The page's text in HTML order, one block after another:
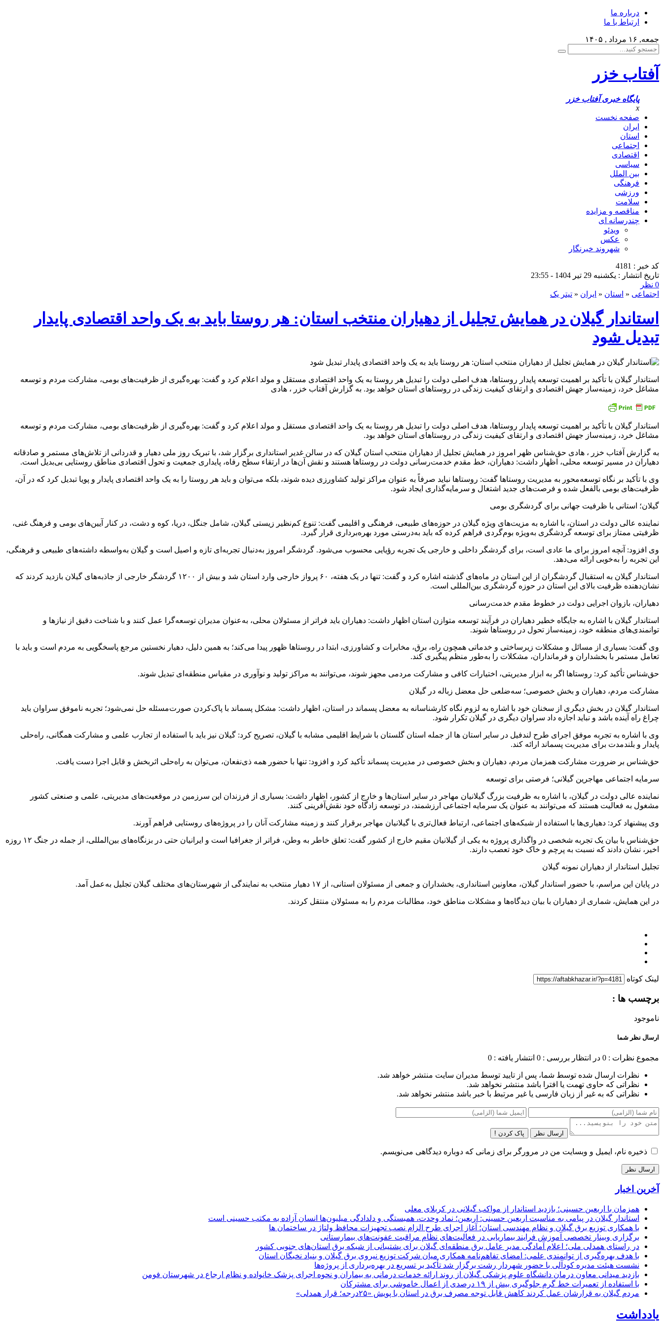
درباره ما
ارتباط با ما
جمعه, ۱۶ مرداد , ۱۴۰۵
آفتاب خزر
پایگاه خبری آفتاب خزر
x
صفحه نخست
ایران
استان
اجتماعی
اقتصادی
سیاسی
بین الملل
فرهنگی
ورزشی
سلامت
مناقصه و مزایده
چندرسانه ای
ویدئو
عکس
شهروند خبرنگار
کد خبر : 4181
تاریخ انتشار : یکشنبه 29 تیر 1404 - 23:55
0 نظر
اجتماعی « استان « ایران « تیتر یک
استاندار گیلان در همایش تجلیل از دهیاران منتخب استان: هر روستا باید به یک واحد اقتصادی پایدار
تبدیل شود
استاندار گیلان با تأکید بر اهمیت توسعه پایدار روستاها، هدف اصلی دولت را تبدیل هر روستا به یک واحد اقتصادی مستقل و مولد اعلام کرد و گفت: بهره‌گیری از ظرفیت‌های بومی، مشارکت مردم و توسعه
مشاغل خرد، زمینه‌ساز جهش اقتصادی و ارتقای کیفیت زندگی در روستاهای استان خواهد بود. به گزارش آفتاب خزر ، هادی
استاندار گیلان با تأکید بر اهمیت توسعه پایدار روستاها، هدف اصلی دولت را تبدیل هر روستا به یک واحد اقتصادی مستقل و مولد اعلام کرد و گفت: بهره‌گیری از ظرفیت‌های بومی، مشارکت مردم و توسعه
مشاغل خرد، زمینه‌ساز جهش اقتصادی و ارتقای کیفیت زندگی در روستاهای استان خواهد بود.
به گزارش آفتاب خزر ، هادی حق‌شناس ظهر امروز در همایش تجلیل از دهیاران منتخب استان گیلان که در سالن غدیر استانداری برگزار شد، با تبریک روز ملی دهیار و قدردانی از تلاش‌های مستمر و صادقانه
دهیاران در مسیر توسعه محلی، اظهار داشت: دهیاران، خط مقدم خدمت‌رسانی دولت در روستاها هستند و نقش آن‌ها در ارتقاء سطح رفاه، پایداری جمعیت و تحول اقتصادی مناطق روستایی بی‌بدیل است.
وی با تأکید بر نگاه توسعه‌محور به مدیریت روستاها گفت: روستاها نباید صرفاً به عنوان مراکز تولید کشاورزی دیده شوند، بلکه می‌توان و باید هر روستا را به یک واحد اقتصادی پایدار و پویا تبدیل کرد که در آن،
ظرفیت‌های بومی بالفعل شده و فرصت‌های جدید اشتغال و سرمایه‌گذاری ایجاد شود.
گیلان؛ استانی با ظرفیت جهانی برای گردشگری بومی
نماینده عالی دولت در استان، با اشاره به مزیت‌های ویژه گیلان در حوزه‌های طبیعی، فرهنگی و اقلیمی گفت: تنوع کم‌نظیر زیستی گیلان، شامل جنگل، دریا، کوه و دشت، در کنار آیین‌های بومی و فرهنگ غنی،
ظرفیتی ممتاز برای توسعه گردشگری به‌ویژه بوم‌گردی فراهم کرده که باید به‌درستی مورد بهره‌برداری قرار گیرد.
وی افزود: آنچه امروز برای ما عادی است، برای گردشگر داخلی و خارجی یک تجربه رؤیایی محسوب می‌شود. گردشگر امروز به‌دنبال تجربه‌ای تازه و اصیل است و گیلان به‌واسطه داشته‌های طبیعی و فرهنگی،
این تجربه را به‌خوبی ارائه می‌دهد.
استاندار گیلان به استقبال گردشگران از این استان در ماه‌های گذشته اشاره کرد و گفت: تنها در یک هفته، ۶۰ پرواز خارجی وارد استان شد و بیش از ۱۲۰۰ گردشگر خارجی از جاذبه‌های گیلان بازدید کردند که
نشان‌دهنده ظرفیت بالای این استان در حوزه گردشگری بین‌المللی است.
دهیاران، بازوان اجرایی دولت در خطوط مقدم خدمت‌رسانی
استاندار گیلان با اشاره به جایگاه خطیر دهیاران در فرآیند توسعه متوازن استان اظهار داشت: دهیاران باید فراتر از مسئولان محلی، به‌عنوان مدیران توسعه‌گرا عمل کنند و با شناخت دقیق از نیازها و
توانمندی‌های منطقه خود، زمینه‌ساز تحول در روستاها شوند.
وی گفت: بسیاری از مسائل و مشکلات زیرساختی و خدماتی همچون راه، برق، مخابرات و کشاورزی، ابتدا در روستاها ظهور پیدا می‌کند؛ به همین دلیل، دهیار نخستین مرجع پاسخگویی به مردم است و باید با
تعامل مستمر با بخشداران و فرمانداران، مشکلات را به‌طور منظم پیگیری کند.
حق‌شناس تأکید کرد: روستاها اگر به ابزار مدیریتی، اختیارات کافی و مشارکت مردمی مجهز شوند، می‌توانند به مراکز تولید و نوآوری در مقیاس منطقه‌ای تبدیل شوند.
مشارکت مردم، دهیاران و بخش خصوصی؛ سه‌ضلعی حل معضل زباله در گیلان
استاندار گیلان در بخش دیگری از سخنان خود با اشاره به لزوم نگاه کارشناسانه به معضل پسماند در استان، اظهار داشت: مشکل پسماند با پاک‌کردن صورت‌مسئله حل نمی‌شود؛ تجربه ناموفق سراوان باید
چراغ راه آینده باشد و نباید اجازه داد سراوان دیگری در گیلان تکرار شود.
وی با اشاره به تجربه موفق اجرای طرح لندفیل در سایر استان ها از جمله استان گلستان با شرایط اقلیمی مشابه با گیلان، تصریح کرد: گیلان نیز باید با استفاده از تجارب علمی و مشارکت همگانی، راه‌حلی
پایدار و بلندمدت برای مدیریت پسماند ارائه کند.
حق‌شناس بر ضرورت مشارکت همزمان مردم، دهیاران و بخش خصوصی در مدیریت پسماند تأکید کرد و افزود: تنها با حضور همه ذی‌نفعان، می‌توان به راه‌حلی اثربخش و قابل اجرا دست یافت.
سرمایه اجتماعی مهاجرین گیلانی؛ فرصتی برای توسعه
نماینده عالی دولت در گیلان، با اشاره به ظرفیت بزرگ گیلانیان مهاجر در سایر استان‌ها و خارج از کشور، اظهار داشت: بسیاری از فرزندان این سرزمین در موقعیت‌های مدیریتی، علمی و صنعتی کشور
مشغول به فعالیت هستند که می‌توانند به عنوان یک سرمایه اجتماعی ارزشمند، در توسعه زادگاه خود نقش‌آفرینی کنند.
وی پیشنهاد کرد: دهیاری‌ها با استفاده از شبکه‌های اجتماعی، ارتباط فعال‌تری با گیلانیان مهاجر برقرار کنند و زمینه مشارکت آنان را در پروژه‌های روستایی فراهم آورند.
حق‌شناس با بیان یک تجربه شخصی در واگذاری پروژه به یکی از گیلانیان مقیم خارج از کشور گفت: تعلق خاطر به وطن، فراتر از جغرافیا است و ایرانیان حتی در بزنگاه‌های بین‌المللی، از جمله در جنگ ۱۲ روزه
اخیر، نشان دادند که نسبت به پرچم و خاک خود تعصب دارند.
تجلیل استاندار از دهیاران نمونه گیلان
در پایان این مراسم، با حضور استاندار گیلان، معاونین استانداری، بخشداران و جمعی از مسئولان استانی، از ۱۷ دهیار منتخب به نمایندگی از شهرستان‌های مختلف گیلان تجلیل به‌عمل آمد.
در این همایش، شماری از دهیاران با بیان دیدگاه‌ها و مشکلات مناطق خود، مطالبات مردم را به مسئولان منتقل کردند.
لینک کوتاه
برچسب ها :
ناموجود
ارسال نظر شما
مجموع نظرات : 0 در انتظار بررسی : 0 انتشار یافته : 0
نظرات ارسال شده توسط شما، پس از تایید توسط مدیران سایت منتشر خواهد شد.
نظراتی که حاوی تهمت یا افترا باشد منتشر نخواهد شد.
نظراتی که به غیر از زبان فارسی یا غیر مرتبط با خبر باشد منتشر نخواهد شد.
ارسال نظر پاک کردن !
ذخیره نام، ایمیل و وبسایت من در مرورگر برای زمانی که دوباره دیدگاهی می‌نویسم.
آخرین اخبار
همزمان با اربعین حسینی؛ بازدید استاندار از مواکب گیلانی در کربلای معلی
استاندار گیلان در پیامی به مناسبت اربعین حسینی: اربعین؛ نماد وحدت، همبستگی و دلدادگی میلیون‌ها انسان آزاده به مکتب حسینی است
با همکاری توزیع برق گیلان و نظام مهندسی استان؛ آغاز اجرای طرح الزام نصب تجهیزات محافظ ولتاژ در ساختمان ها
برگزاری وبینار تخصصی آموزش فرایند بیماریابی در فعالیت‌های نظام مراقبت عفونت‌های بیمارستانی
در راستای همدلی ملی؛ اعلام آمادگی مدیر عامل برق منطقه‌ای گیلان برای پشتیبانی از شبكه برق استان‌های جنوبی كشور
با هدف بهره‌گیری از توانمندی علمی: امضای تفاهم‌نامه همكاری میان شركت توزیع نیروی برق گیلان و بنیاد نخبگان استان
نشست هیئت مدیره کودآلی با حضور شهردار رشت برگزار شد تأکید بر تسریع در بهره‌برداری از پروژه‌ها
بازدید میدانی معاون درمان دانشگاه علوم پزشکی گیلان از روند ارائه خدمات درمانی به بیماران و نحوه اجرای پزشک خانواده و نظام ارجاع در شهرستان فومن
با استفاده از تعمیرات خط گرم جلوگیری بیش از ۱۹ درصدی از اعمال خاموشی برای مشتركان
مردم گیلان به قرارشان عمل کردند كاهش قابل توجه مصرف برق در استان با پویش «۲۵درجه؛ قرار همدلی»
یادداشت